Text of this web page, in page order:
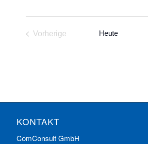
Vorherige
Heute
KONTAKT
ComConsult GmbH